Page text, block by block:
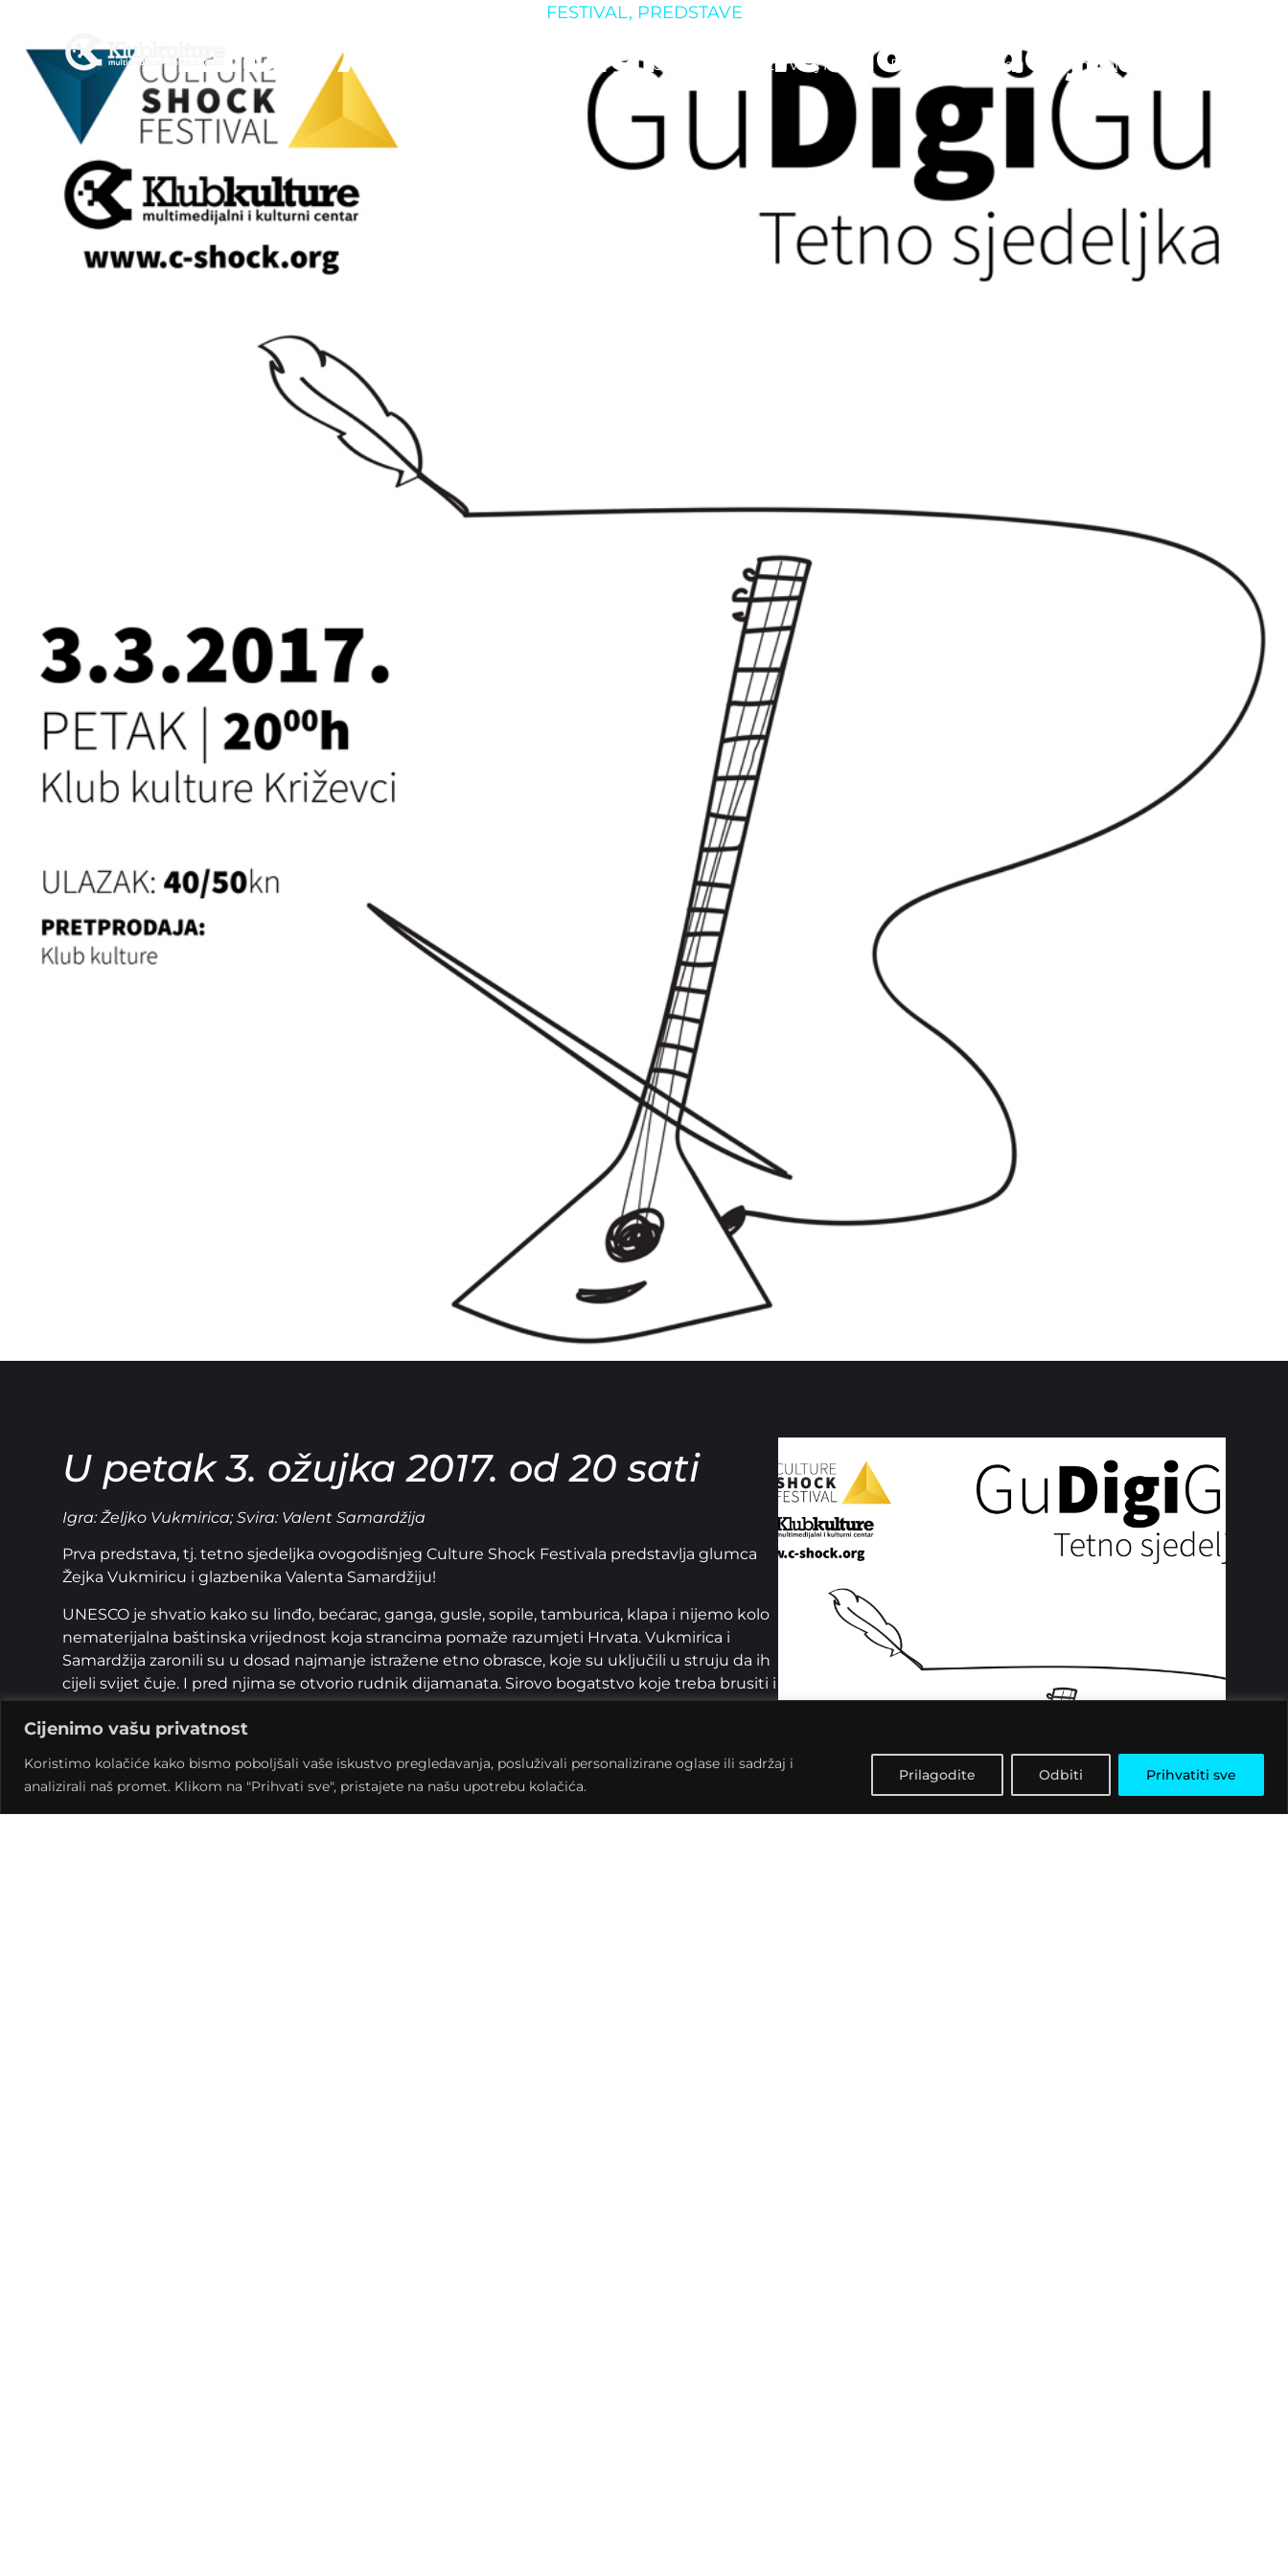
Cijenimo vašu privatnost
Koristimo kolačiće kako bismo poboljšali vaše iskustvo pregledavanja, posluživali personalizirane oglase ili sadržaj i
analizirali naš promet. Klikom na "Prihvati sve", pristajete na našu upotrebu kolačića.
Prilagodite Odbiti Prihvatiti sve
O klubu Rezerviraj klub Program Blog Donatori
FESTIVAL, PREDSTAVE
PREDSTAVA: Gu Digi Gu: Tetno sjedeljka
U petak 3. ožujka 2017. od 20 sati
Igra: Željko Vukmirica; Svira: Valent Samardžija
Prva predstava, tj. tetno sjedeljka ovogodišnjeg Culture Shock Festivala predstavlja glumca
Žejka Vukmiricu i glazbenika Valenta Samardžiju!
UNESCO je shvatio kako su linđo, bećarac, ganga, gusle, sopile, tamburica, klapa i nijemo kolo
nematerijalna baštinska vrijednost koja strancima pomaže razumjeti Hrvata. Vukmirica i
Samardžija zaronili su u dosad najmanje istražene etno obrasce, koje su uključili u struju da ih
cijeli svijet čuje. I pred njima se otvorio rudnik dijamanata. Sirovo bogatstvo koje treba brusiti i
medijski izbrusiti da zablistaju svijetom koji je, zahvaljujući tehnološkom razvoju, postao
globalno selo. I upravo je taj susret Techna i Etna iznjedrio jednu novu poetiku. I tuge i
mudrost naroda. Kod prijenosa obrazaca na sljedeću generaciju dolazi do raznih devijacija i
opasnih pojednostavljenja. Upravo je to postao motiv za još dublje uranjanje u taj stari novi